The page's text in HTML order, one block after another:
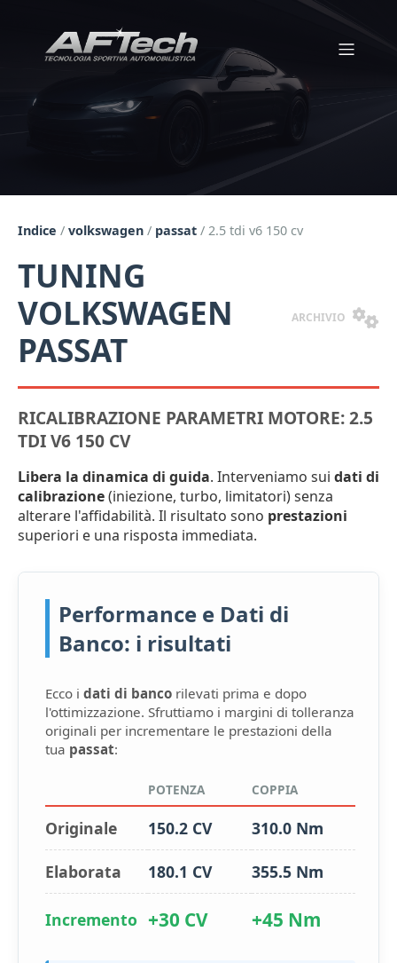
Indice / volkswagen / passat / 2.5 tdi v6 150 cv
TUNING
VOLKSWAGEN
PASSAT
ARCHIVIO
RICALIBRAZIONE PARAMETRI MOTORE: 2.5
TDI V6 150 CV
Libera la dinamica di guida. Interveniamo sui dati di
calibrazione(iniezione, turbo, limitatori) senza
alterare l'affidabilità. Il risultato sono prestazioni
superiori e una risposta immediata.
Performance e Dati di
Banco: i risultati
Ecco i dati di banco rilevati prima e dopo
l'ottimizzazione. Sfruttiamo i margini di tolleranza
originali per incrementare le prestazioni della
tua passat:
POTENZA COPPIA
Originale 150.2 CV 310.0 Nm
Elaborata 180.1 CV 355.5 Nm
Incremento +30 CV +45 Nm